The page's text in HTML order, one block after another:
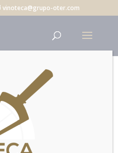
vinoteca@grupo-oter.com
blanco